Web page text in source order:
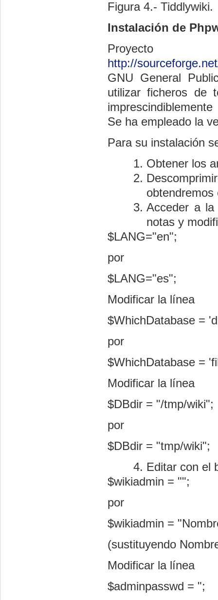
Figura 4.- Tiddlywiki.
Instalación de
Proyecto
http://
GNU General
utilizar ficheros de
Se ha empleado la
Para su instalación
Obtener los
obtendremos
Acceder a la
notas y
$LANG="en";
por
$LANG="es";
Modificar la línea
$WhichDatabase =
por
$WhichDatabase =
Modificar la línea
$DBdir = "/tmp/wiki";
por
$DBdir = "tmp/wiki";
Editar con el
$wikiadmin = "";
por
$wikiadmin =
(sustituyendo
Modificar la línea
$adminpasswd = ";